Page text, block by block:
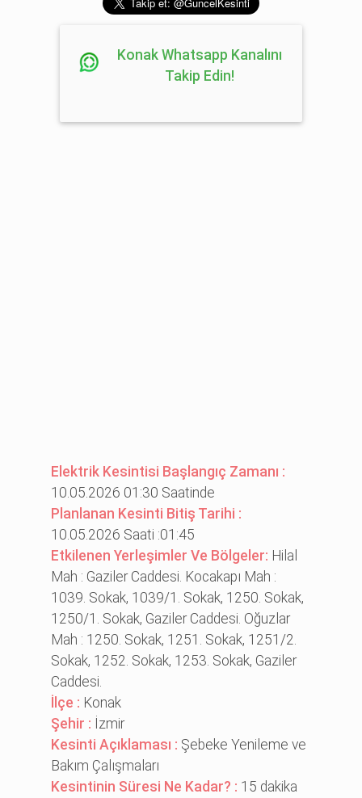
Konak Whatsapp Kanalını
Takip Edin!
Elektrik Kesintisi Başlangıç Zamanı :
10.05.2026 01:30 Saatinde
Planlanan Kesinti Bitiş Tarihi :
10.05.2026 Saati :01:45
Etkilenen Yerleşimler Ve Bölgeler: Hilal
Mah : Gaziler Caddesi. Kocakapı Mah :
1039. Sokak, 1039/1. Sokak, 1250. Sokak,
1250/1. Sokak, Gaziler Caddesi. Oğuzlar
Mah : 1250. Sokak, 1251. Sokak, 1251/2.
Sokak, 1252. Sokak, 1253. Sokak, Gaziler
Caddesi.
İlçe : Konak
Şehir : İzmir
Kesinti Açıklaması : Şebeke Yenileme ve
Bakım Çalışmaları
Kesintinin Süresi Ne Kadar? : 15 dakika